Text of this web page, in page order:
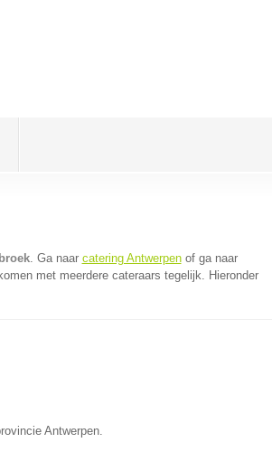
. Ga naar catering Antwerpenof ga naar
met meerdere cateraars tegelijk. Hieronder
Antwerpen.